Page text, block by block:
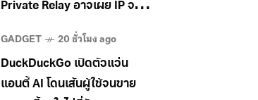
Private Relay อาจเผย IP จริง
GADGET 20 ชั่วโมง ago
DuckDuckGo เปิดตัวแว่น
แอนตี้ AI โดนเส้นผู้ใช้จนขาย